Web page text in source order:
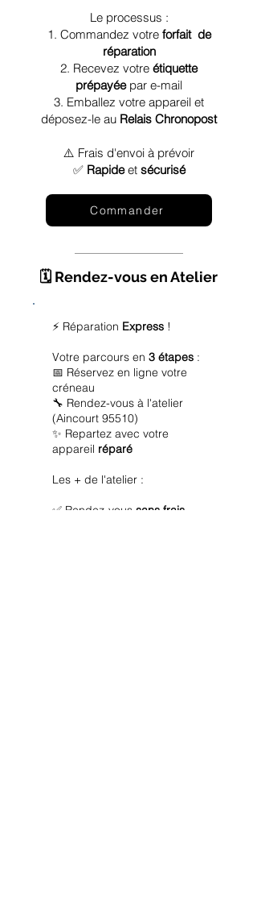
Le processus :
1. Commandez votre forfait de
réparation
2. Recevez votre étiquette
prépayéepar e-mail
3. Emballez votre appareil et
déposez-le au Relais Chronopost
⚠️ Frais d'envoi à prévoir
✅ Rapideet sécurisé
Commander
🗓️ Rendez-vous en Atelier
⚡ Réparation Express !
Votre parcours en 3 étapes :
📅 Réservez en ligne votre
créneau
🔧 Rendez-vous à l'atelier
(Aincourt 95510)
✨ Repartez avec votre
appareil réparé
Les + de l'atelier :
✅ Rendez-vous sans frais